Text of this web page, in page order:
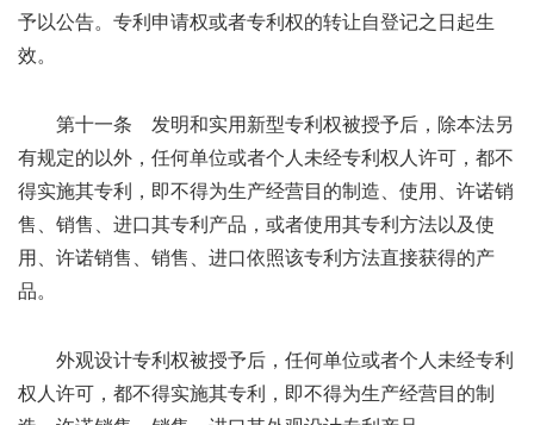
予以公告。专利申请权或者专利权的转让自登记之日起生
效。
第十一条 发明和实用新型专利权被授予后，除本法另
有规定的以外，任何单位或者个人未经专利权人许可，都不
得实施其专利，即不得为生产经营目的制造、使用、许诺销
售、销售、进口其专利产品，或者使用其专利方法以及使
用、许诺销售、销售、进口依照该专利方法直接获得的产
品。
外观设计专利权被授予后，任何单位或者个人未经专利
权人许可，都不得实施其专利，即不得为生产经营目的制